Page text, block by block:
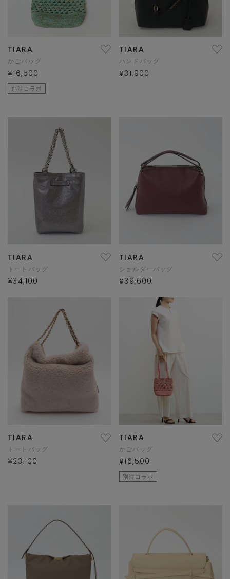
TIARA
かごバッグ
¥16,500
別注コラボ
TIARA
ハンドバッグ
¥31,900
TIARA
トートバッグ
¥34,100
TIARA
ショルダーバッグ
¥39,600
TIARA
トートバッグ
¥23,100
TIARA
かごバッグ
¥16,500
別注コラボ